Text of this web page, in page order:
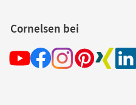
Cornelsen bei